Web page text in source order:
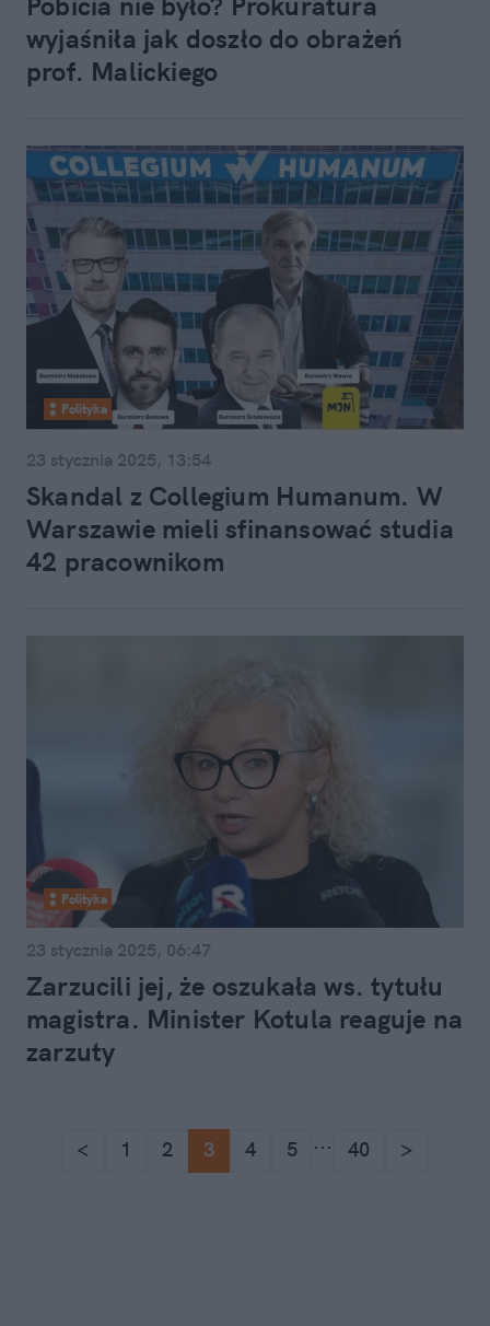
wyjaśniła jak doszło do obrażeń
prof. Malickiego
Polityka
23 stycznia 2025, 13:54
Skandal z Collegium Humanum. W
Warszawie mieli sfinansować studia
42 pracownikom
Polityka
23 stycznia 2025, 06:47
Zarzucili jej, że oszukała ws. tytułu
magistra. Minister Kotula reaguje na
zarzuty
< 1 2 3 4 5 ... 40 >